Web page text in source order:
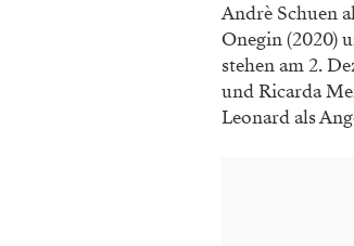
Andrè Schuen
Onegin (2020)
stehen am 2.
und Ricarda
Leonard als